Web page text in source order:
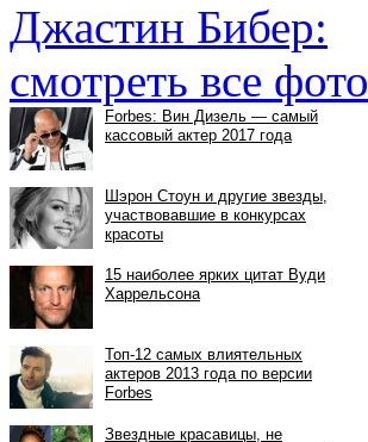
Джастин Бибер:
смотреть все фото